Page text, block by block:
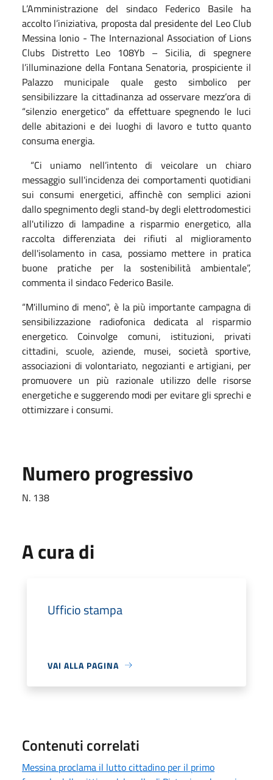
L’Amministrazione del sindaco Federico Basile ha
accolto l’iniziativa, proposta dal presidente del Leo Club
Messina Ionio - The Internazional Association of Lions
Clubs Distretto Leo 108Yb – Sicilia, di spegnere
l’illuminazione della Fontana Senatoria, prospiciente il
Palazzo municipale quale gesto simbolico per
sensibilizzare la cittadinanza ad osservare mezz’ora di
“silenzio energetico” da effettuare spegnendo le luci
delle abitazioni e dei luoghi di lavoro e tutto quanto
consuma energia.
“Ci uniamo nell’intento di veicolare un chiaro
messaggio sull'incidenza dei comportamenti quotidiani
sui consumi energetici, affinchè con semplici azioni
dallo spegnimento degli stand-by degli elettrodomestici
all'utilizzo di lampadine a risparmio energetico, alla
raccolta differenziata dei rifiuti al miglioramento
dell'isolamento in casa, possiamo mettere in pratica
buone pratiche per la sostenibilità ambientale”,
commenta il sindaco Federico Basile.
“M'illumino di meno", è la più importante campagna di
sensibilizzazione radiofonica dedicata al risparmio
energetico. Coinvolge comuni, istituzioni, privati
cittadini, scuole, aziende, musei, società sportive,
associazioni di volontariato, negozianti e artigiani, per
promuovere un più razionale utilizzo delle risorse
energetiche e suggerendo modi per evitare gli sprechi e
ottimizzare i consumi.
Numero progressivo
N. 138
A cura di
Ufficio stampa
VAI ALLA PAGINA
Contenuti correlati
Messina proclama il lutto cittadino per il primo